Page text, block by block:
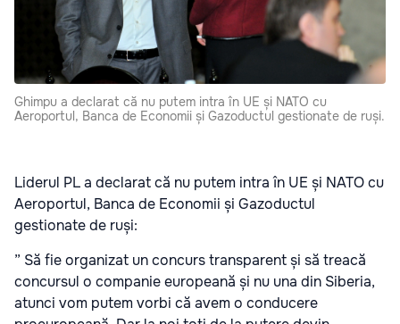
Ghimpu a declarat că nu putem intra în UE și NATO cu
Aeroportul, Banca de Economii și Gazoductul gestionate de ruși.
Liderul PL a declarat că nu putem intra în UE și NATO cu
Aeroportul, Banca de Economii și Gazoductul
gestionate de ruși:
” Să fie organizat un concurs transparent și să treacă
concursul o companie europeană și nu una din Siberia,
atunci vom putem vorbi că avem o conducere